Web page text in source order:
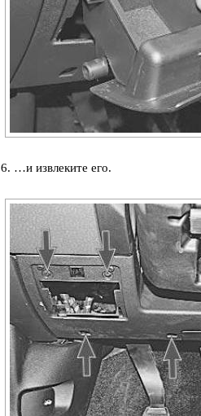
6. …и извлеките его.